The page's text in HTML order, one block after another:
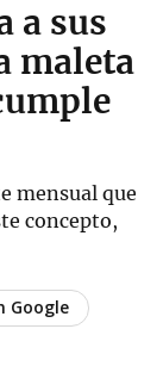
a sus
maleta
mensual que
concepto,
Google